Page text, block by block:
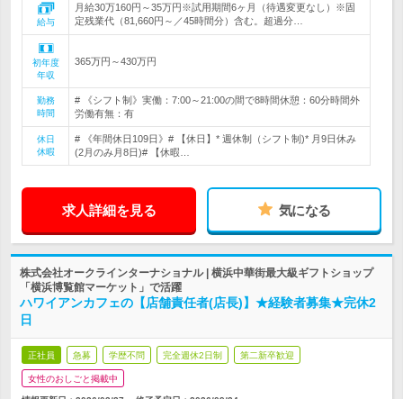
給与
月給30万160円～35万円※試用期間6ヶ月（待遇変更なし）※固
定残業代（81,660円～／45時間分）含む。超過分…
初年度
年収
365万円～430万円
勤務
時間
# 《シフト制》実働：7:00～21:00の間で8時間休憩：60分時間外
労働有無：有
休日
休暇
# 《年間休日109日》# 【休日】* 週休制（シフト制)* 月9日休み
(2月のみ月8日)# 【休暇…
求人詳細を見る 気になる
株式会社オークラインターナショナル | 横浜中華街最大級ギフトショップ
「横浜博覧館マーケット」で活躍
ハワイアンカフェの【店舗責任者(店長)】★経験者募集★完休2
日
正社員 急募 学歴不問 完全週休2日制 第二新卒歓迎
女性のおしごと掲載中